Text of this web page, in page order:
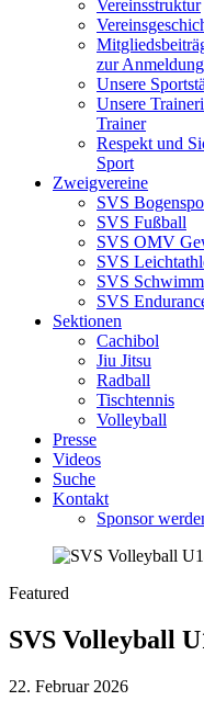
Vereinsstruktur
zur Anmeldung
Unsere
Unsere
Trainer
Respekt und
Sport
Zweigvereine
SVS
SVS Fußball
SVS OMV
SVS
SVS
SVS
Sektionen
Cachibol
Jiu Jitsu
Radball
Tischtennis
Volleyball
Presse
Videos
Suche
Kontakt
Sponsor
Featured
SVS Volleyball
22. Februar 2026